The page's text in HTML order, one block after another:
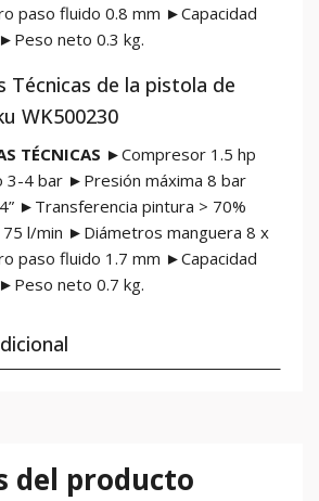
paso fluido 0.8 mm ►Capacidad
neto 0.3 kg.
Técnicas de la pistola de
WK500230
TÉCNICAS ►Compresor 1.5 hp
4 bar ►Presión máxima 8 bar
►Transferencia pintura > 70%
l/min ►Diámetros manguera 8 x
paso fluido 1.7 mm ►Capacidad
neto 0.7 kg.
del producto